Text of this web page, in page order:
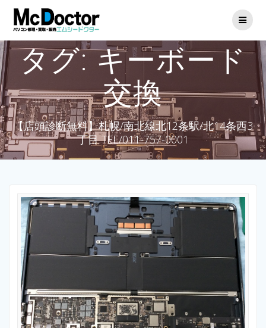
タグ:キーボード
交換
【店頭診断無料】札幌/南北線北12条駅/北14条西3
丁目 TEL/011-757-0001